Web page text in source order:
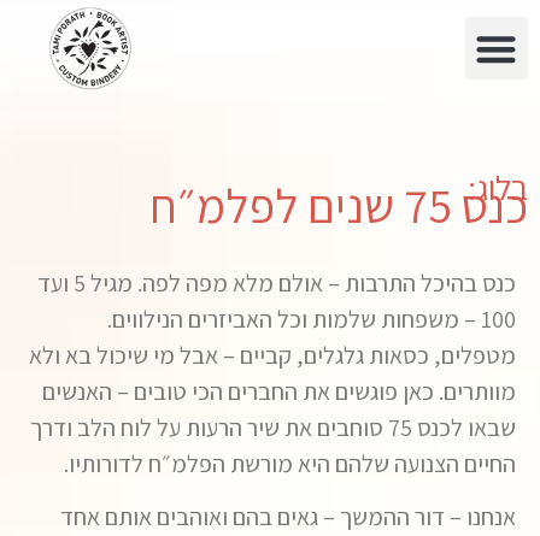
בלוג:
כנס 75 שנים לפלמ״ח
כנס בהיכל התרבות – אולם מלא מפה לפה. מגיל 5 ועד
100 – משפחות שלמות וכל האביזרים הנילווים.
מטפלים, כסאות גלגלים, קביים – אבל מי שיכול בא ולא
מוותרים. כאן פוגשים את החברים הכי טובים – האנשים
שבאו לכנס 75 סוחבים את שיר הרעות על לוח הלב ודרך
החיים הצנועה שלהם היא מורשת הפלמ״ח לדורותיו.
אנחנו – דור ההמשך – גאים בהם ואוהבים אותם אחד